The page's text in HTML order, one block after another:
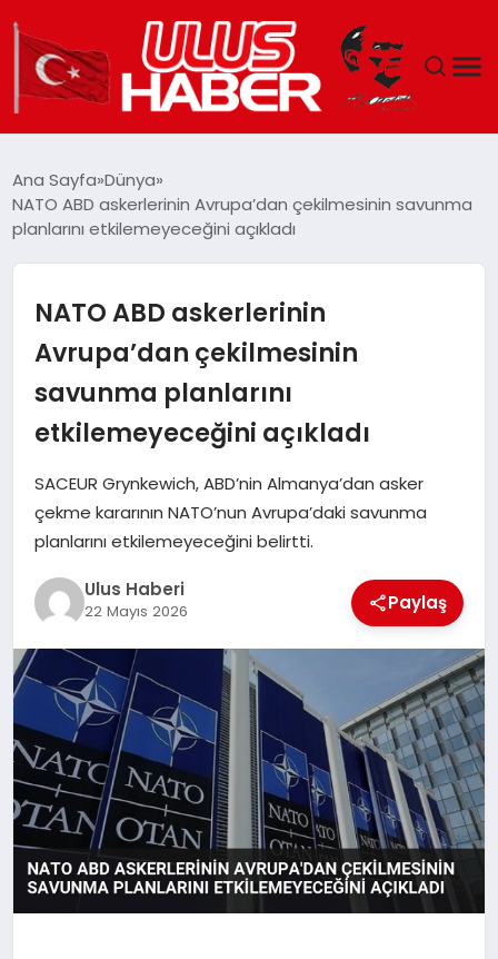
DÜNYA
TEKNOLOJI
MAGAZIN
YAŞAM
Ana Sayfa Dünya
NATO ABD askerlerinin Avrupa’dan çekilmesinin savunma
planlarını etkilemeyeceğini açıkladı
NATO ABD askerlerinin
Avrupa’dan çekilmesinin
savunma planlarını
etkilemeyeceğini açıkladı
SACEUR Grynkewich, ABD’nin Almanya’dan asker
çekme kararının NATO’nun Avrupa’daki savunma
planlarını etkilemeyeceğini belirtti.
Ulus Haberi
22 Mayıs 2026 Paylaş